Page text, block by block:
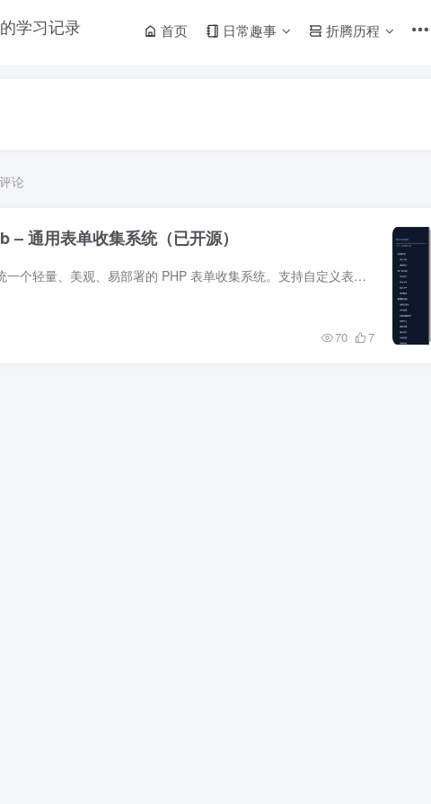
首页 日常趣事 折腾历程
评论
– 通用表单收集系统（已开源）
FormHub - 通用表单收集系统一个轻量、美观、易部署的 PHP 表单收集系统。支持自定义表单字段、文件上传、审核流程、查询码追踪、操作日志等功能。AI 辅助生成项目提醒本项目部分内容由 AI 辅助...
70 7